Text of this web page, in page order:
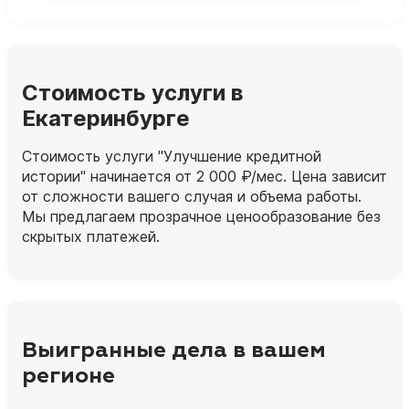
Стоимость услуги в
Екатеринбурге
Стоимость услуги "Улучшение кредитной
истории" начинается от 2 000 ₽/мес. Цена зависит
от сложности вашего случая и объема работы.
Мы предлагаем прозрачное ценообразование без
скрытых платежей.
Выигранные дела в вашем
регионе